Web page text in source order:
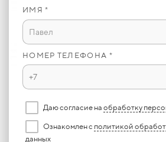
ИМЯ *
НОМЕР ТЕЛЕФОНА *
Даю согласие на обработку
Ознакомлен с политикой
данных